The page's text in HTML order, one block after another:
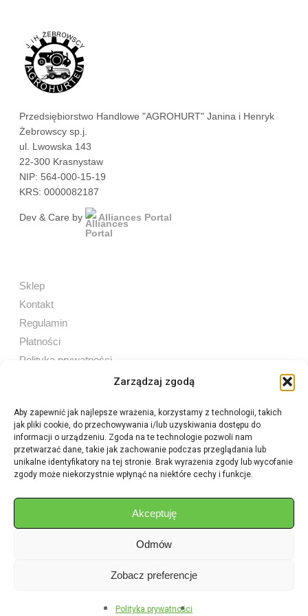
Zarządzaj zgodą
Aby zapewnić jak najlepsze wrażenia, korzystamy z technologii, takich
jak pliki cookie, do przechowywania i/lub uzyskiwania dostępu do
informacji o urządzeniu. Zgoda na te technologie pozwoli nam
przetwarzać dane, takie jak zachowanie podczas przeglądania lub
unikalne identyfikatory na tej stronie. Brak wyrażenia zgody lub wycofanie
zgody może niekorzystnie wpłynąć na niektóre cechy i funkcje.
Akceptuję
Odmów
Zobacz preferencje
Polityka prywatności
Przedsiębiorstwo Handlowe "AGROHURT" Janina i Henryk
Żebrowscy sp.j.
ul. Lwowska 143
22-300 Krasnystaw
NIP: 564-000-15-19
KRS: 0000082187
Dev & Care by Alliances Portal
Sklep
Kontakt
Regulamin
Płatności
Polityka prywatności
Sprzedaż internetowa
Tel:605 603 753
Sprzedaż detaliczna
aukcje.agrohurt@gmail.com